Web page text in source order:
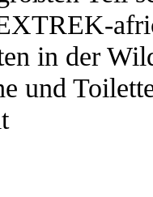
in der
und